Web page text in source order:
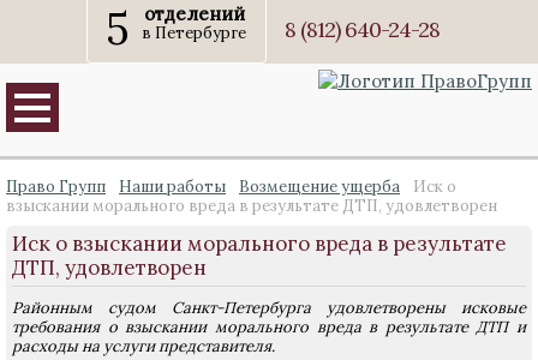
5 отделений
в Петербурге 8 (812) 640-24-28
Право Групп Наши работы Возмещение ущерба
Иск о
взыскании морального вреда в результате ДТП, удовлетворен
Иск о взыскании морального вреда в результате
ДТП, удовлетворен
Районным судом Санкт-Петербурга удовлетворены исковые
требования о взыскании морального вреда в результате ДТП и
расходы на услуги представителя.